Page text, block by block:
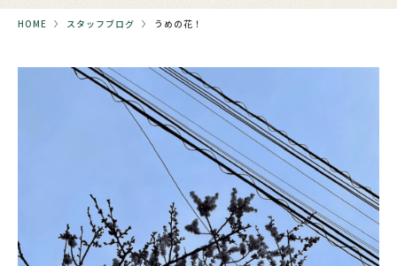
HOME スタッフブログ うめの花！